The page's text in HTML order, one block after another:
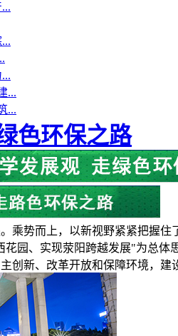
...
...
色环保之路
乘势而上，以新视野紧紧把握
园、实现荥阳跨越发展"为总
创新、改革开放和保障环境，建